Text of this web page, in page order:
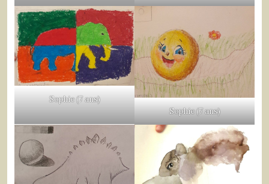
Sophie (7 ans)
Sophie (7 ans)